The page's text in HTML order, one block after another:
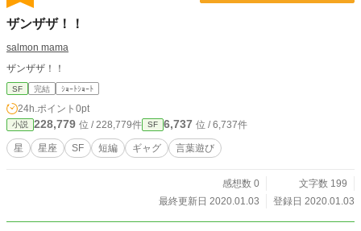
ザンザザ！！
salmon mama
ザンザザ！！
SF 完結 ｼｮｰﾄｼｮｰﾄ
24h.ポイント 0pt
小説 228,779 位 / 228,779件 SF 6,737 位 / 6,737件
星 星座 SF 短編 ギャグ 言葉遊び
感想数 0
文字数 199
最終更新日 2020.01.03
登録日 2020.01.03